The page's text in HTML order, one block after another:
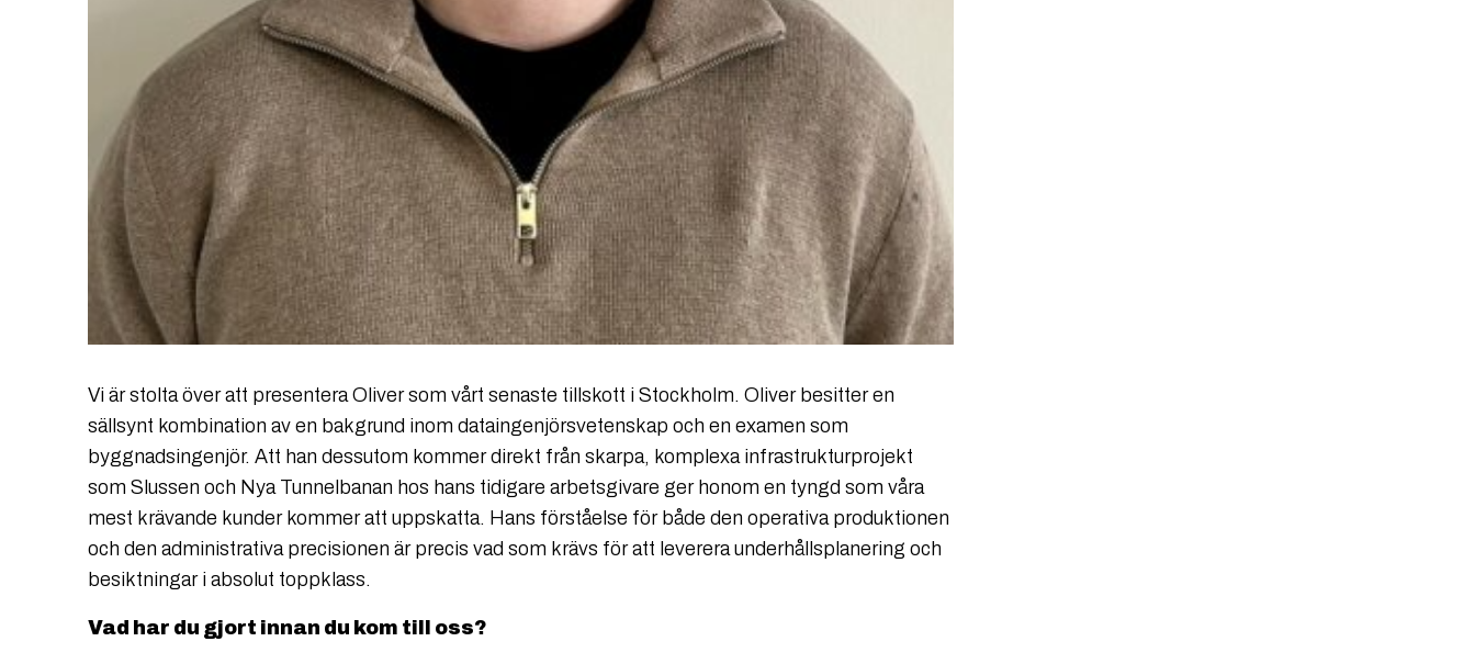
Vi är stolta över att presentera Oliver som vårt senaste tillskott i Stockholm. Oliver besitter en
sällsynt kombination av en bakgrund inom dataingenjörsvetenskap och en examen som
byggnadsingenjör. Att han dessutom kommer direkt från skarpa, komplexa infrastrukturprojekt
som Slussen och Nya Tunnelbanan hos hans tidigare arbetsgivare ger honom en tyngd som våra
mest krävande kunder kommer att uppskatta. Hans förståelse för både den operativa produktionen
och den administrativa precisionen är precis vad som krävs för att leverera underhållsplanering och
besiktningar i absolut toppklass.
Vad har du gjort innan du kom till oss?